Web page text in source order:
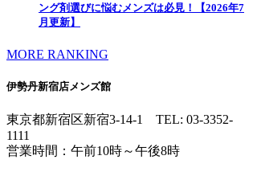
ング剤選びに悩むメンズは必見！【2026年7
月更新】
MORE RANKING
伊勢丹新宿店メンズ館
東京都新宿区新宿3-14-1 TEL: 03-3352-
1111
営業時間：午前10時～午後8時